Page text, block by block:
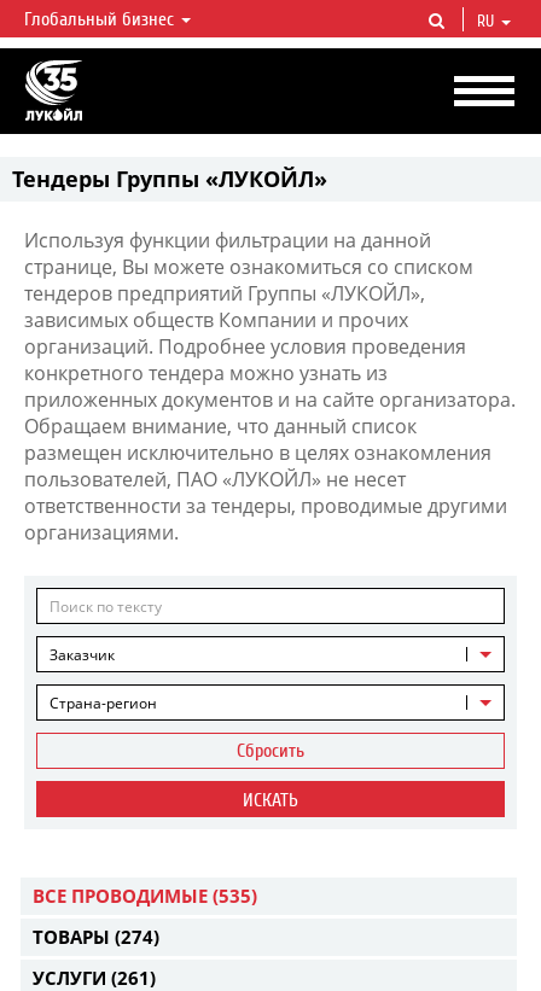
ЛУКОЙЛ СЕГОДНЯ
ЛУКОЙЛ — одна из крупнейших вертикально интегрированных
нефтегазовых компаний в мире, на долю которой приходится более 2%
мировой добычи нефти и около 1% доказанных запасов углеводородов.
Глобальный бизнес RU
Тендеры Группы «ЛУКОЙЛ»
Используя функции фильтрации на данной
странице, Вы можете ознакомиться со списком
тендеров предприятий Группы «ЛУКОЙЛ»,
зависимых обществ Компании и прочих
организаций. Подробнее условия проведения
конкретного тендера можно узнать из
приложенных документов и на сайте организатора.
Обращаем внимание, что данный список
размещен исключительно в целях ознакомления
пользователей, ПАО «ЛУКОЙЛ» не несет
ответственности за тендеры, проводимые другими
организациями.
Заказчик
Страна-регион
Сбросить
ИСКАТЬ
ВСЕ ПРОВОДИМЫЕ (535)
ТОВАРЫ (274)
УСЛУГИ (261)